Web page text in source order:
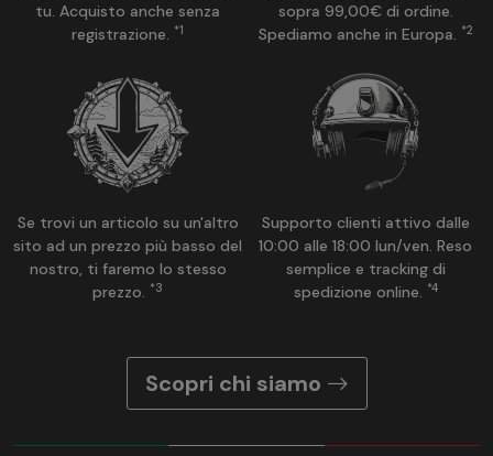
tu. Acquisto anche senza
registrazione. *1
sopra 99,00€ di ordine.
Spediamo anche in Europa. *2
Se trovi un articolo su un'altro
sito ad un prezzo più basso del
nostro, ti faremo lo stesso
prezzo. *3
Supporto clienti attivo dalle
10:00 alle 18:00 lun/ven. Reso
semplice e tracking di
spedizione online. *4
Scopri chi siamo